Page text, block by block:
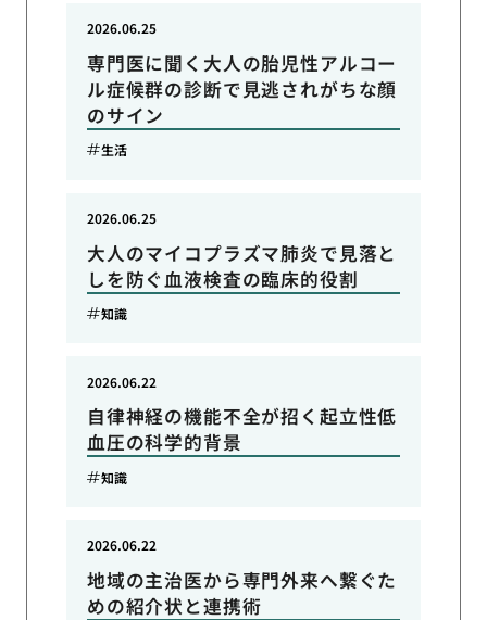
専門医に聞く大人の胎児性アルコー
ル症候群の診断で見逃されがちな顔
のサイン
2026.06.25
生活
大人のマイコプラズマ肺炎で見落と
しを防ぐ血液検査の臨床的役割
2026.06.25
知識
自律神経の機能不全が招く起立性低
血圧の科学的背景
2026.06.22
知識
地域の主治医から専門外来へ繋ぐた
めの紹介状と連携術
2026.06.22